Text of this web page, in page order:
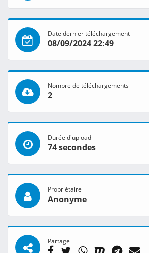
Date dernier téléchargement
08/09/2024 22:49
Nombre de téléchargements
2
Durée d'upload
74 secondes
Propriétaire
Anonyme
Partage